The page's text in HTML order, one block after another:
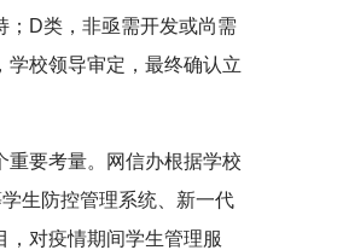
；D类，非亟需开发或尚需
学校领导审定，最终确认立
重要考量。网信办根据学校
生防控管理系统、新一代
对疫情期间学生管理服